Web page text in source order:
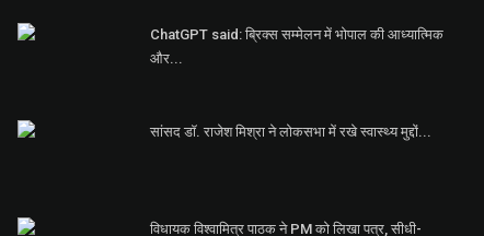
ChatGPT said: ब्रिक्स सम्मेलन में भोपाल की आध्यात्मिक
और...
सांसद डॉ. राजेश मिश्रा ने लोकसभा में रखे स्वास्थ्य मुद्दों...
विधायक विश्वामित्र पाठक ने PM को लिखा पत्र, सीधी-